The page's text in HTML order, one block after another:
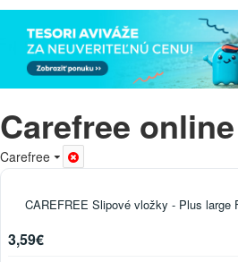
Carefree online
Carefree
CAREFREE Slipové vložky - Plus large
3,59€